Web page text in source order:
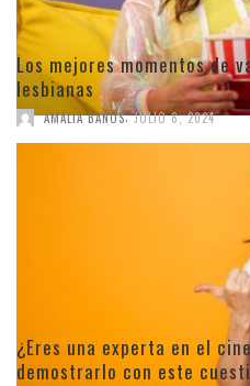
Los mejores momentos de
lesbianas
AMALIA BAÑOS, JULIO 8, 2024
¿Eres una experta en el
demostrarlo con este